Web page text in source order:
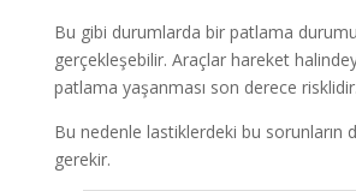
Bu gibi durumlarda bir patlama
gerçekleşebilir. Araçlar hareket
patlama yaşanması son derece risklidir.
Bu nedenle lastiklerdeki bu sorunların
gerekir.